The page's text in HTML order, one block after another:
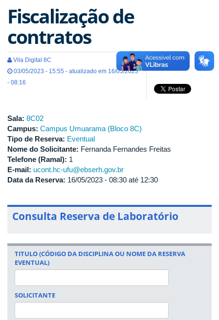
Fiscalização de
contratos
Vila Digital 8C
03/05/2023 - 15:55 - atualizado em 16/05/2023
- 08:16
Sala: 8C02
Campus: Campus Umuarama (Bloco 8C)
Tipo de Reserva: Eventual
Nome do Solicitante: Fernanda Fernandes Freitas
Telefone (Ramal): 1
E-mail: ucont.hc-ufu@ebserh.gov.br
Data da Reserva: 16/05/2023 - 08:30 até 12:30
Consulta Reserva de Laboratório
TITULO (CÓDIGO DA DISCIPLINA OU NOME DA RESERVA
EVENTUAL)
SOLICITANTE